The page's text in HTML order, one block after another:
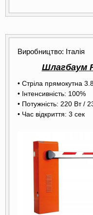
Виробництво: Італія
Шлагбаум
• Стріла прямокутна
• Інтенсивність: 100%
• Потужність: 220 Вт /
• Час відкриття: 3 сек